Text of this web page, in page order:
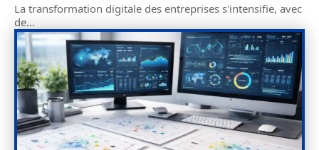
La transformation digitale des entreprises s'intensifie, avec
de…